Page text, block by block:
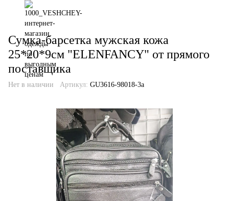
Сумка-барсетка мужская кожа
25*20*9см "ELENFANCY" от прямого
поставщика
Нет в наличии Артикул: GU3616-98018-3a